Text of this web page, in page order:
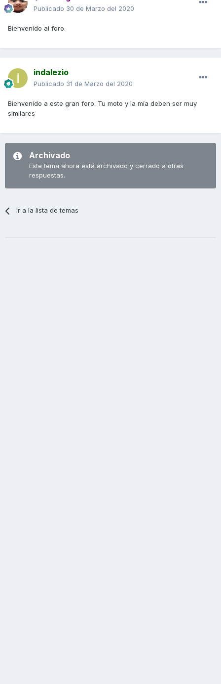
Publicado 30 de Marzo del 2020
Bienvenido al foro.
indalezio
Publicado 31 de Marzo del 2020
Bienvenido a este gran foro. Tu moto y la mía deben ser muy
similares
Archivado
Este tema ahora está archivado y cerrado a otras
respuestas.
Ir a la lista de temas